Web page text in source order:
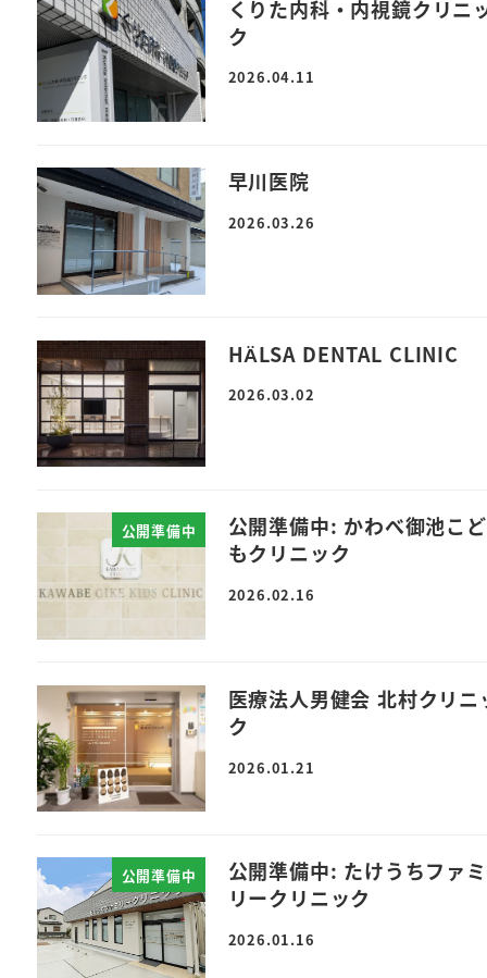
くりた内科・内視鏡クリニ
ク
2026.04.11
早川医院
2026.03.26
HÄLSA DENTAL CLINIC
2026.03.02
公開準備中
公開準備中: かわべ御池こど
もクリニック
2026.02.16
医療法人男健会 北村クリニ
ク
2026.01.21
公開準備中
公開準備中: たけうちファミ
リークリニック
2026.01.16